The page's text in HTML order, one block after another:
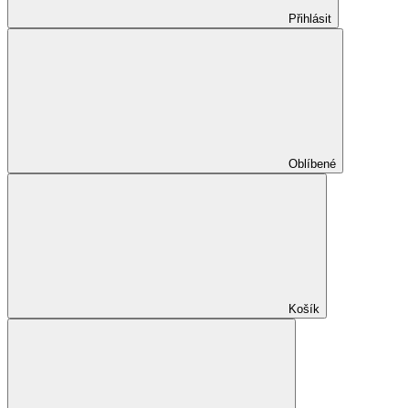
Přihlásit
Oblíbené
Košík